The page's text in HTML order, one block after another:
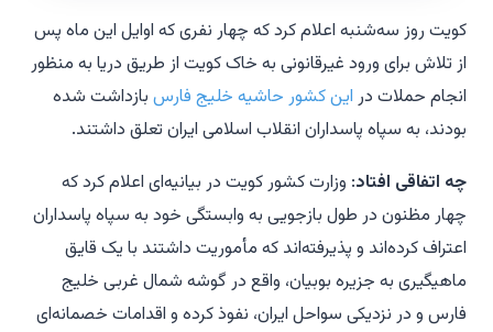
کویت روز سه‌شنبه اعلام کرد که چهار نفری که اوایل این ماه پس
از تلاش برای ورود غیرقانونی به خاک کویت از طریق دریا به منظور
انجام حملات در این کشور حاشیه خلیج فارس بازداشت شده
بودند، به سپاه پاسداران انقلاب اسلامی ایران تعلق داشتند.
چه اتفاقی افتاد: وزارت کشور کویت در بیانیه‌ای اعلام کرد که
چهار مظنون در طول بازجویی به وابستگی خود به سپاه پاسداران
اعتراف کرده‌اند و پذیرفته‌اند که مأموریت داشتند با یک قایق
ماهیگیری به جزیره بوبیان، واقع در گوشه شمال غربی خلیج
فارس و در نزدیکی سواحل ایران، نفوذ کرده و اقدامات خصمانه‌ای